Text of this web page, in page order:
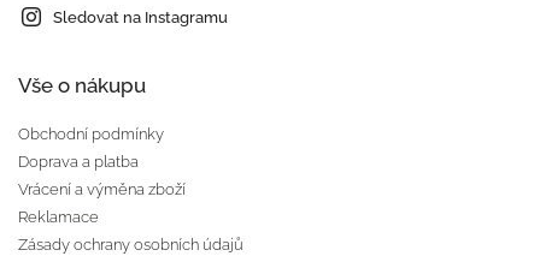
Sledovat na Instagramu
Vše o nákupu
Obchodní podmínky
Doprava a platba
Vrácení a výměna zboží
Reklamace
Zásady ochrany osobních údajů